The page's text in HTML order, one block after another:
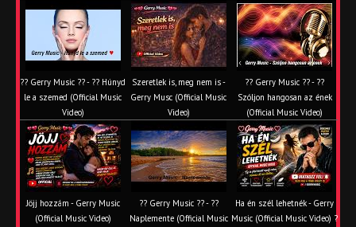
?? Gerry Music ?? - ?? Húnyd
le a szemed (Official Music
Video)
Szeretlek is, meg nem is -
Gerry Musc (Official Music
Video)
?? Gerry Music ?? - ??
Szóljon hangosan az ének
(Official Music Video)
Jöjj hozzám - Gerry Music
(Official Music Video)
?? Gerry Music ?? - ??
Naplemente (Official Music
Ha én szél lehetnék - Gerry
Music (Official Music Video) ?️